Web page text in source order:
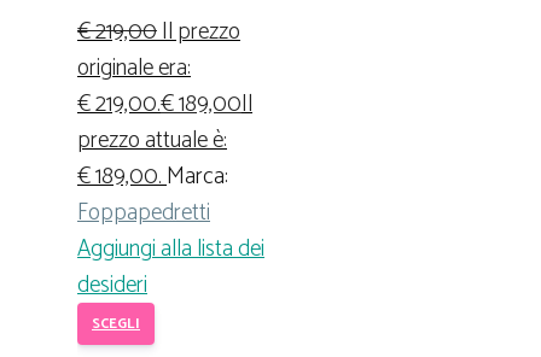
€219,00Il prezzo
originale era:
€ 219,00.€189,00Il
prezzo attuale è:
€ 189,00.Marca:
Foppapedretti
Aggiungi alla lista dei
desideri
SCEGLI